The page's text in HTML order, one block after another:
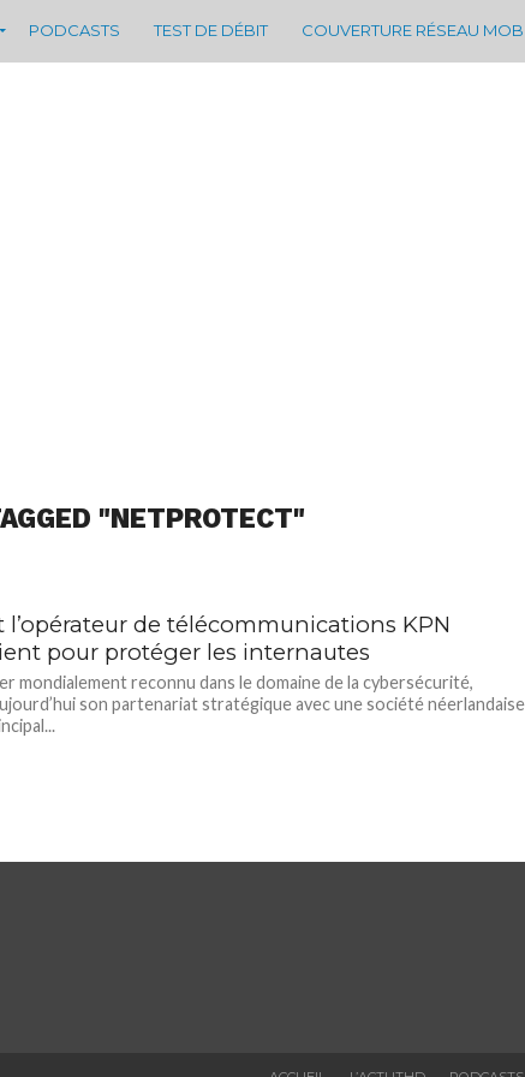
PODCASTS TEST DE DÉBIT COUVERTURE RÉSEAU
"NETPROTECT"
l’opérateur de télécommunications KPN
pour protéger les internautes
mondialement reconnu dans le domaine de la cybersécurité,
son partenariat stratégique avec une société